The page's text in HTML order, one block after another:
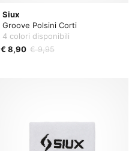
Siux
Groove Polsini Corti
4 colori disponibili
€ 8,90 € 9,95